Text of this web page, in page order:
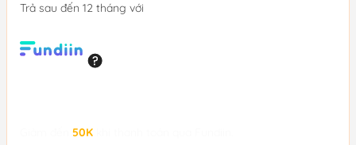
Trả sau đến 12 tháng với
50K